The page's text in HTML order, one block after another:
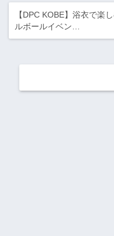
【DPC KOBE】浴衣で楽
ルボールイベン…